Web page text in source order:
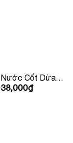
Nước Cốt Dừa
Vietcoco
38,000₫